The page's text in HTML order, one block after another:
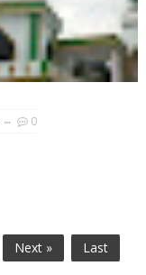
0
Next » Last